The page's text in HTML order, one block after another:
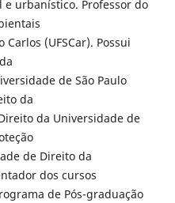
urbanístico. Professor do
(UFSCar). Possui
de São Paulo
da
da Universidade de
de Direito da
dos cursos
de Pós-graduação